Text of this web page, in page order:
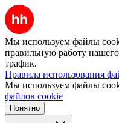
Мы используем файлы
правильную работу нашего
трафик.
Правила использования
Мы используем файлы
файлов cookie
Понятно